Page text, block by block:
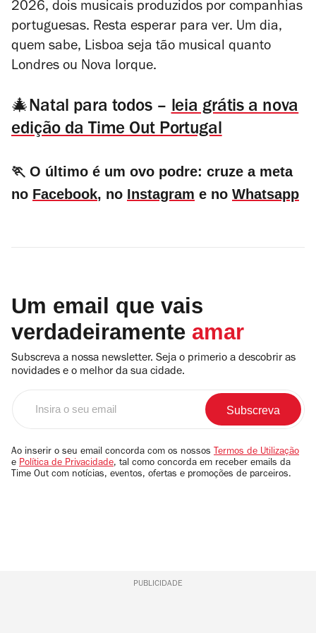
2026, dois musicais produzidos por companhias
portuguesas. Resta esperar para ver. Um dia,
quem sabe, Lisboa seja tão musical quanto
Londres ou Nova Iorque.
🎄Natal para todos –leia grátis a nova
edição da Time Out Portugal
🏃 O último é um ovo podre: cruze a meta
no Facebook, no Instagram e no Whatsapp
Um email que vais
verdadeiramente amar
Subscreva a nossa newsletter. Seja o primerio a descobrir as
novidades e o melhor da sua cidade.
email
Ao inserir o seu email concorda com os nossos Termos de Utilização
e Política de Privacidade, tal como concorda em receber emails da
Time Out com notícias, eventos, ofertas e promoções de parceiros.
PUBLICIDADE